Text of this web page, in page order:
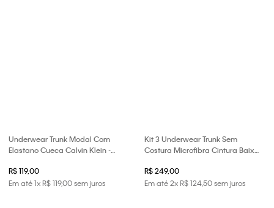
Underwear Trunk Modal Com
Elastano Cueca Calvin Klein -
R$ 119,00
Em até1xR$119,00sem juros
Kit 3 Underwear Trunk Sem
Costura Microfibra Cintura Baixa
R$ 249,00
Em até2xR$12450sem juros